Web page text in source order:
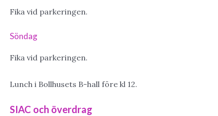
Fika vid parkeringen.
Söndag
Fika vid parkeringen.
Lunch i Bollhusets B-hall före kl 12.
SIAC och överdrag